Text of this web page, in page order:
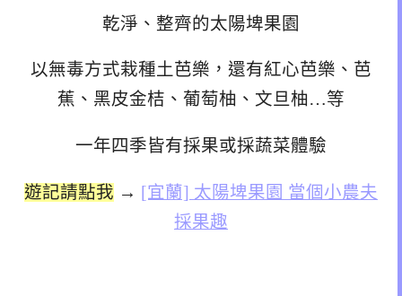
乾淨、整齊的太陽埤果園
以無毒方式栽種土芭樂，還有紅心芭樂、芭
蕉、黑皮金桔、葡萄柚、文旦柚…等
一年四季皆有採果或採蔬菜體驗
遊記請點我 → [宜蘭] 太陽埤果園 當個小農夫
採果趣